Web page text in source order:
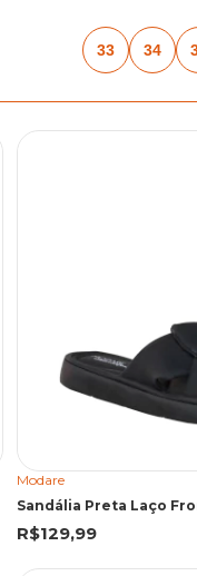
33 34
Modare
Sandália Preta Laço
R$129,99